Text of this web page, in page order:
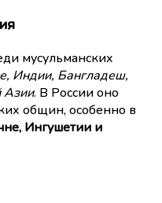
мусульманских
Индии, Бангладеш,
Азии. В России оно
общин, особенно в
Ингушетии и